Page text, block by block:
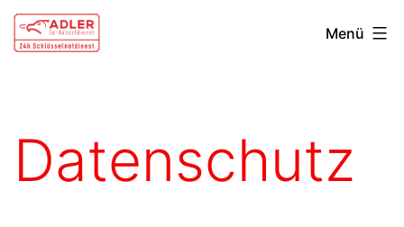
Zum
Inhalt
Schlüsseldienst
Menü
Datenschutz